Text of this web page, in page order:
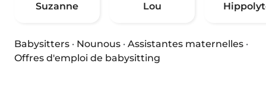
Suzanne Lou
Babysitters · Nounous · Assistantes maternelles ·
Offres d'emploi de babysitting